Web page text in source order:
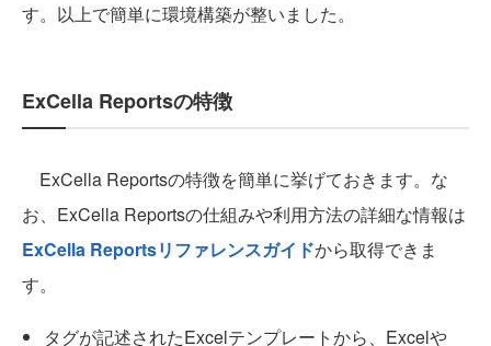
す。以上で簡単に環境構築が整いました。
ExCella Reportsの特徴
ExCella Reportsの特徴を簡単に挙げておきます。な
お、ExCella Reportsの仕組みや利用方法の詳細な情報は
ExCella Reportsリファレンスガイドから取得できま
す。
タグが記述されたExcelテンプレートから、Excelや